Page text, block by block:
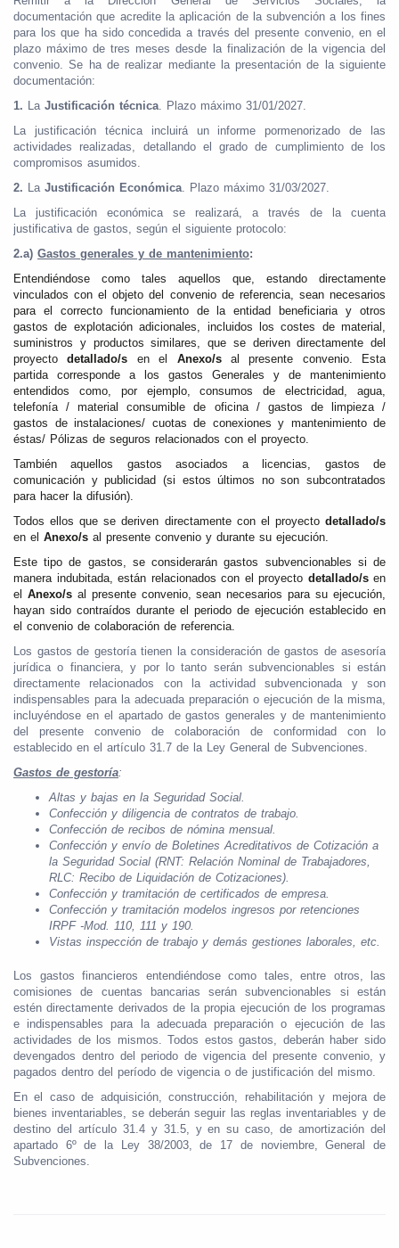
documentación que acredite la aplicación de la subvención a los fines
para los que ha sido concedida a través del presente convenio, en el
plazo máximo de tres meses desde la finalización de la vigencia del
convenio. Se ha de realizar mediante la presentación de la siguiente
documentación:
1. La Justificación técnica. Plazo máximo 31/01/2027.
La justificación técnica incluirá un informe pormenorizado de las
actividades realizadas, detallando el grado de cumplimiento de los
compromisos asumidos.
2. La Justificación Económica. Plazo máximo 31/03/2027.
La justificación económica se realizará, a través de la cuenta
justificativa de gastos, según el siguiente protocolo:
2.a) Gastos generales y de mantenimiento:
Entendiéndose como tales aquellos que, estando directamente
vinculados con el objeto del convenio de referencia, sean necesarios
para el correcto funcionamiento de la entidad beneficiaria y otros
gastos de explotación adicionales, incluidos los costes de material,
suministros y productos similares, que se deriven directamente del
proyectodetallado/s en el Anexo/s al presente convenio. Esta
partida corresponde a los gastos Generales y de mantenimiento
entendidos como, por ejemplo, consumos de electricidad, agua,
telefonía / material consumible de oficina / gastos de limpieza /
gastos de instalaciones/ cuotas de conexiones y mantenimiento de
éstas/ Pólizas de seguros relacionados con el proyecto.
También aquellos gastos asociados a licencias, gastos de
comunicación y publicidad (si estos últimos no son subcontratados
para hacer la difusión).
Todos ellos que se deriven directamente con el proyecto detallado/s
en el Anexo/s al presente convenio y durante su ejecución.
Este tipo de gastos, se considerarán gastos subvencionables si de
manera indubitada, están relacionados con el proyecto detallado/s en
el Anexo/s al presente convenio, sean necesarios para su ejecución,
hayan sido contraídos durante el periodo de ejecución establecido en
el convenio de colaboración de referencia.
Los gastos de gestoría tienen la consideración de gastos de asesoría
jurídica o financiera, y por lo tanto serán subvencionables si están
directamente relacionados con la actividad subvencionada y son
indispensables para la adecuada preparación o ejecución de la misma,
incluyéndose en el apartado de gastos generales y de mantenimiento
del presente convenio de colaboración de conformidad con lo
establecido en el artículo 31.7 de la Ley General de Subvenciones.
Gastos de gestoría:
Altas y bajas en la Seguridad Social.
Confección y diligencia de contratos de trabajo.
Confección de recibos de nómina mensual.
Confección y envío de Boletines Acreditativos de Cotización a
la Seguridad Social (RNT: Relación Nominal de Trabajadores,
RLC: Recibo de Liquidación de Cotizaciones).
Confección y tramitación de certificados de empresa.
Confección y tramitación modelos ingresos por retenciones
IRPF -Mod. 110, 111 y 190.
Vistas inspección de trabajo y demás gestiones laborales, etc.
Los gastos financieros entendiéndose como tales, entre otros, las
comisiones de cuentas bancarias serán subvencionables si están
estén directamente derivados de la propia ejecución de los programas
e indispensables para la adecuada preparación o ejecución de las
actividades de los mismos. Todos estos gastos, deberán haber sido
devengados dentro del periodo de vigencia del presente convenio, y
pagados dentro del período de vigencia o de justificación del mismo.
En el caso de adquisición, construcción, rehabilitación y mejora de
bienes inventariables, se deberán seguir las reglas inventariables y de
destino del artículo 31.4 y 31.5, y en su caso, de amortización del
apartado 6º de la Ley 38/2003, de 17 de noviembre, General de
Subvenciones.